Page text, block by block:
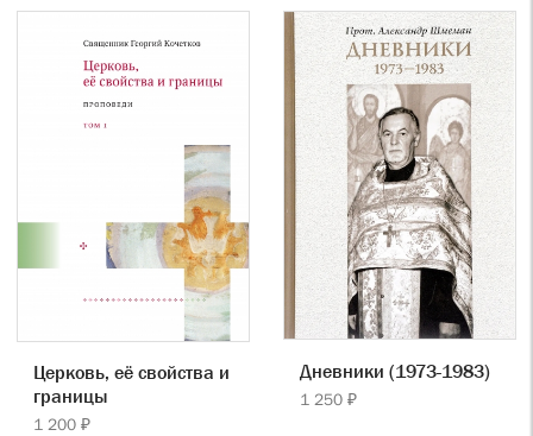
Церковь, её свойства и
границы
1 200 ₽
Дневники (1973-1983)
1 250 ₽